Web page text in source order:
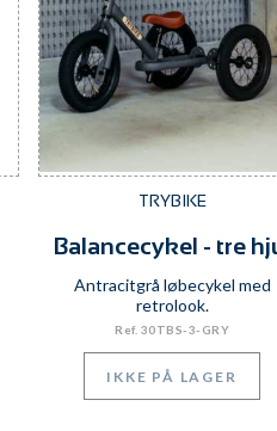
TRYBIKE
Balancecykel - tre
Antracitgrå løbecykel med
retrolook.
Ref. 30TBS-3-GRY